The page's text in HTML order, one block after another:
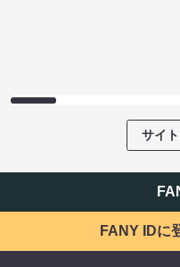
サイ
FANY IDに